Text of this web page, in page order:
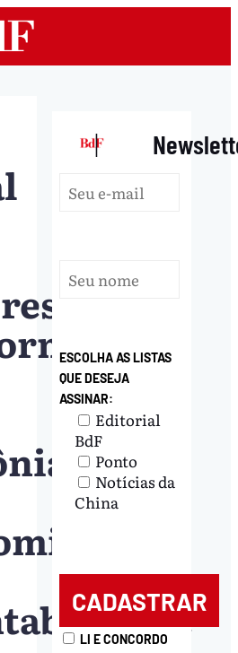
|
ESCOLHA AS LISTAS
QUE DESEJA
ASSINAR:
Editorial
BdF
Ponto
Notícias da
China
LI E CONCORDO